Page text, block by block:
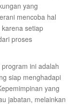
yang
mencoba hal
setiap
proses
ini adalah
siap menghadapi
yang
jabatan, melainkan